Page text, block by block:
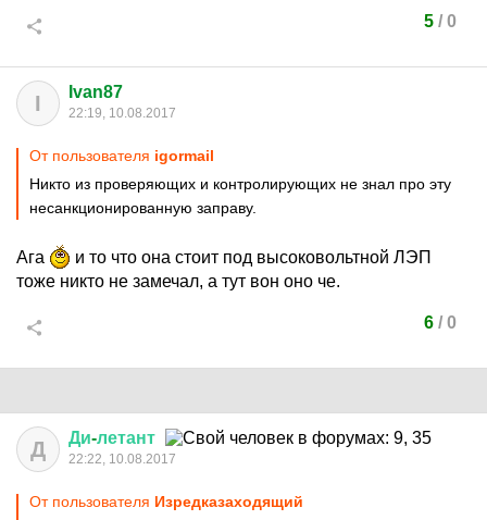
5/ 0
I Ivan87
22:19, 10.08.2017
От пользователя igormail
Никто из проверяющих и контролирующих не знал про эту
несанкционированную заправу.
Ага
и то что она стоит под высоковольтной ЛЭП
тоже никто не замечал, а тут вон оно че.
6/ 0
Д Ди-летант
22:22, 10.08.2017
От пользователя Изредказаходящий